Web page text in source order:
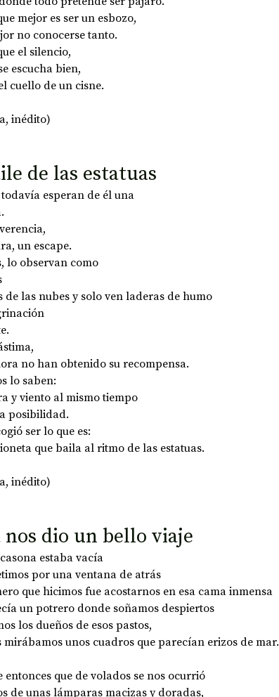
mejor es ser un esbozo,
no conocerse tanto.
el silencio,
escucha bien,
cuello de un cisne.
inédito)
de las estatuas
esperan de él una
un escape.
lo observan como
de las nubes y solo ven laderas de humo
no han obtenido su recompensa.
lo saben:
y viento al mismo tiempo
posibilidad.
ser lo que es:
que baila al ritmo de las estatuas.
inédito)
nos dio un bello viaje
casona estaba vacía
por una ventana de atrás
que hicimos fue acostarnos en esa cama inmensa
un potrero donde soñamos despiertos
los dueños de esos pastos,
mirábamos unos cuadros que parecían erizos de mar.
entonces que de volados se nos ocurrió
de unas lámparas macizas y doradas,